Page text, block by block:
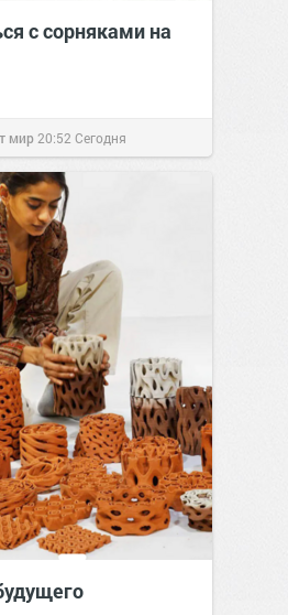
с сорняками на
мир 20:52 Сегодня